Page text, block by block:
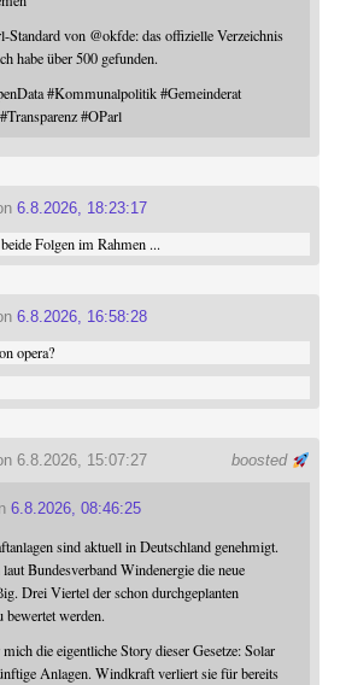
Standard von @okfde: das offizielle Verzeichnis
habe über 500 gefunden.
#Kommunalpolitik #Gemeinderat
#Transparenz #OParl
6.8.2026, 18:23:17
Folgen im Rahmen ...
6.8.2026, 16:58:28
opera?
boosted
6.8.2026, 15:07:27
6.8.2026, 08:46:25
sind aktuell in Deutschland genehmigt.
Bundesverband Windenergie die neue
Drei Viertel der schon durchgeplanten
werden.
die eigentliche Story dieser Gesetze: Solar
Anlagen. Windkraft verliert sie für bereits